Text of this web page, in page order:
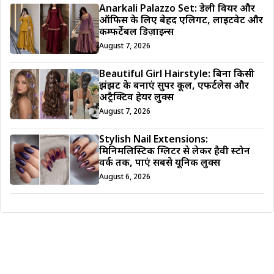
Anarkali Palazzo Set: डेली वियर और
ऑफिस के लिए बेहद एलिगेंट, लाइटवेट और
कम्फर्टेबल डिज़ाइन्स
August 7, 2026
Beautiful Girl Hairstyle: बिना किसी
झंझट के बनाएं सुपर कूल, एफर्टलेस और
अट्रैक्टिव हेयर लुक्स
August 7, 2026
Stylish Nail Extensions:
मिनिमलिस्टिक ग्लिटर से लेकर हैवी स्टोन
वर्क तक, पाएं सबसे यूनिक लुक्स
August 6, 2026